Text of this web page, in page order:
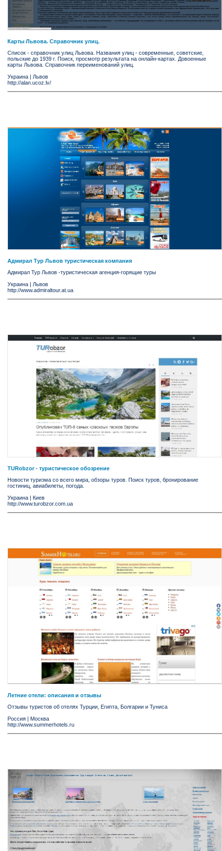
Карты Львова. Справочник улиц.
Список - справочник улиц Львова. Названия улиц - современные, советские,
польские до 1939 г. Поиск, просмотр результата на онлайн-картах. Довоенные
карты Львова. Справочник переименований улиц.
Украина
Львов
http://alan.ucoz.lv/
Адмирал Тур Львов туристическая компания
Адмирал Тур Львов -туристическая агенция-горящие туры
Украина
Львов
http://www.admiraltour.at.ua
TURobzor - туристическое обозрение
Новости туризма со всего мира, обзоры туров. Поиск туров, бронирование
гостиниц, авиабилеты, погода.
Украина | Киев
http://www.turobzor.com.ua
Летние отели: описания и отзывы
Отзывы туристов об отелях Турции, Египта, Болгарии и Туниса
Россия | Москва
http://www.summerhotels.ru